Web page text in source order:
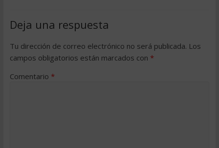
Deja una respuesta
Tu dirección de correo electrónico no será publicada. Los
campos obligatorios están marcados con *
Comentario *